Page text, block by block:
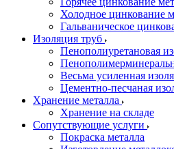
Холодное цинкование
Гальваническое
Изоляция труб
Пенополиуретановая
Весьма усиленная
Цементно-песчаная
Хранение металла
Хранение на складе
Сопутствующие услуги
Покраска металла